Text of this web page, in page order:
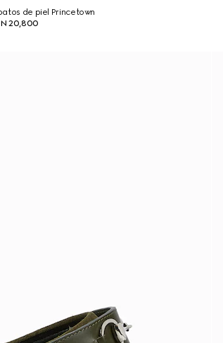
de piel Princetown
20,800